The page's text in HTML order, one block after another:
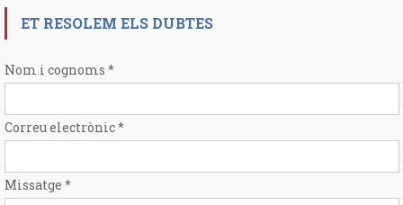
ET RESOLEM ELS DUBTES
Nom i cognoms *
Correu electrònic*
Missatge *